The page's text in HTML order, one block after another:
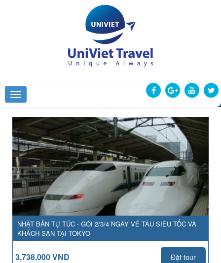
NHẬT BẢN TỰ TÚC - GÓI 2/3/4 NGÀY VÉ TÀU SIÊU TỐC VÀ
KHÁCH SẠN TẠI TOKYO
3,738,000 VND
Đặt tour